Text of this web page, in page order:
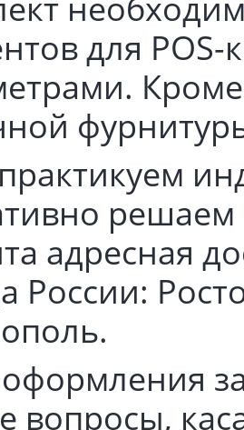
для
решаем
адресная
России:
вопросы,